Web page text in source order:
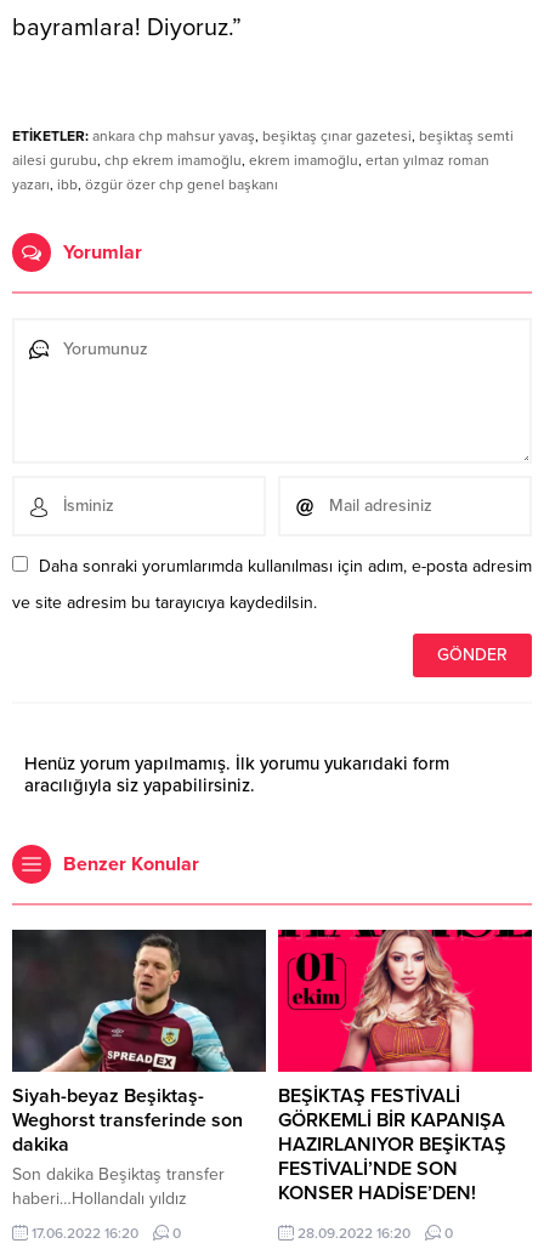
bayramlara! Diyoruz.”
ETİKETLER: ankara chp mahsur yavaş, beşiktaş çınar gazetesi, beşiktaş semti
ailesi gurubu, chp ekrem imamoğlu, ekrem imamoğlu, ertan yılmaz roman
yazarı, ibb, özgür özer chp genel başkanı
Yorumlar
Daha sonraki yorumlarımda kullanılması için adım, e-posta adresim
ve site adresim bu tarayıcıya kaydedilsin.
Henüz yorum yapılmamış. İlk yorumu yukarıdaki form
aracılığıyla siz yapabilirsiniz.
Benzer Konular
Siyah-beyaz Beşiktaş-
Weghorst transferinde son
dakika
Son dakika Beşiktaş transfer
haberi…Hollandalı yıldız
Weghorst’la görüntülü görüşme
17.06.2022 16:20 0
BEŞİKTAŞ FESTİVALİ
GÖRKEMLİ BİR KAPANIŞA
HAZIRLANIYOR BEŞİKTAŞ
FESTİVALİ’NDE SON
KONSER HADİSE’DEN!
30 Ağustos’ta Kenan Doğulu
28.09.2022 16:20 0